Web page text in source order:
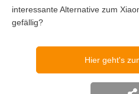
interessante Alternative zum
gefällig?
Hier geht's